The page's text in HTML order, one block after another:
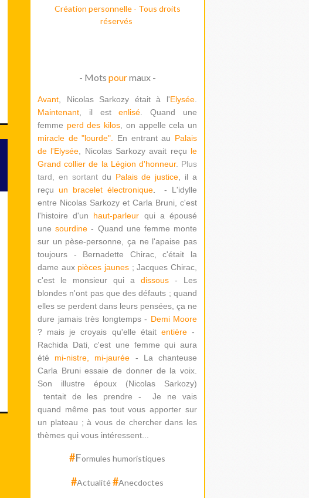
Création personnelle - Tous droits
réservés
- Mots pourmaux -
Avant , Nicolas Sarkozy était à l'Elysée
Maintenant , il estenlisé . Quand une
femme perd des kilos , on appelle cela un
miracle de "lourde". En entrant au Palais
de l'Elysée , Nicolas Sarkozy avait reçu le
Grand collier de la Légion d'honneur. Plus
tard, en sortantdu Palais de justice , il a
reçu un bracelet électronique.
- L'idylle
entre Nicolas Sarkozy et Carla Bruni, c'est
l'histoire d'un haut-parleur qui a épousé
unesourdine - Quand une femme monte
sur un pèse-personne, ça ne l'apaise pas
toujours - Bernadette Chirac, c'était la
dame aux pièces jaunes ; Jacques Chirac,
c'est le monsieur qui a dissous - Les
blondes n'ont pas que des défauts ; quand
elles se perdent dans leurs pensées, ça ne
dure jamais très longtemps - Demi Moore
? mais je croyais qu'elle étaitentière-
Rachida Dati , c'est une femme qui aura
été mi-nistre, mi-jaurée -
La chanteuse
Carla Bruni essaie de donner de la voix.
Son illustre époux (Nicolas Sarkozy)
tentait de les prendre - Je ne vais
quand même pas tout vous apporter sur
un plateau ; à vous de chercher dans les
thèmes qui vous intéressent...
#Formules humoristiques
#Actualité#Anecdoctes